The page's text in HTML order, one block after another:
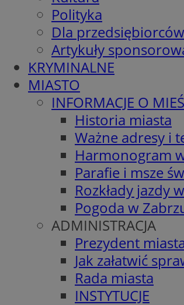
Polityka
Dla przedsiębiorców
Artykuły
KRYMINALNE
MIASTO
INFORMACJE O
Historia miasta
Ważne adresy i
Harmonogram
Parafie i msze
Rozkłady jazdy
Pogoda w
ADMINISTRACJA
Prezydent
Jak załatwić
Rada miasta
INSTYTUCJE